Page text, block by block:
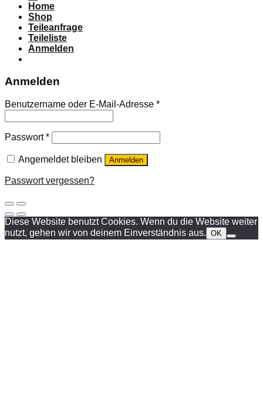
Home
Shop
Teileanfrage
Teileliste
Anmelden
Anmelden
Benutzername oder E-Mail-Adresse *
Passwort*
Angemeldet bleiben Anmelden
Passwort vergessen?
Diese Website benutzt Cookies. Wenn du die Website weiter
nutzt, gehen wir von deinem Einverständnis aus. OK